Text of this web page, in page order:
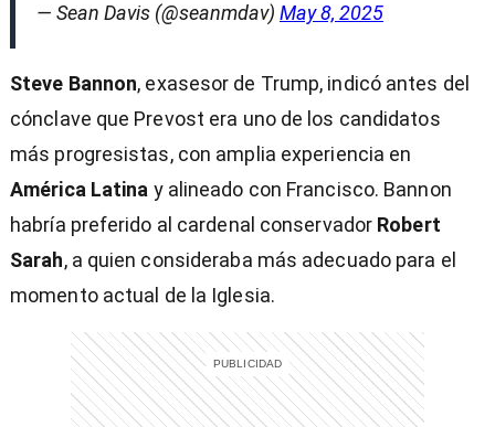
— Sean Davis (@seanmdav) May 8, 2025
Steve Bannon, exasesor de Trump, indicó antes del
cónclave que Prevost era uno de los candidatos
más progresistas, con amplia experiencia en
América Latina y alineado con Francisco. Bannon
habría preferido al cardenal conservador Robert
Sarah, a quien consideraba más adecuado para el
momento actual de la Iglesia.